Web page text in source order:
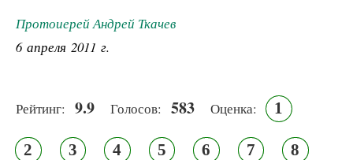
Протоиерей Андрей Ткачев
6 апреля 2011 г.
Рейтинг: 9.9 Голосов: 583 Оценка: 1
2 3 4 5 6 7 8